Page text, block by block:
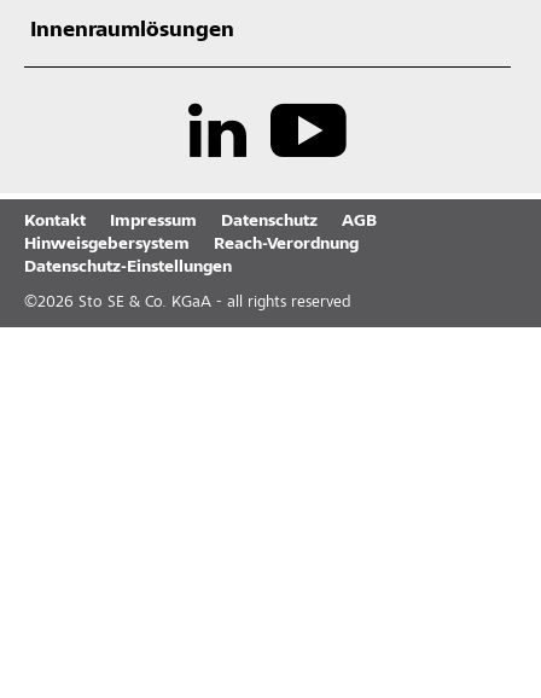
Innenraumlösungen
Kontakt Impressum Datenschutz
AGB
Hinweisgebersystem
Reach-Verordnung
Datenschutz-Einstellungen
©2026 Sto SE & Co. KGaA - all rights reserved